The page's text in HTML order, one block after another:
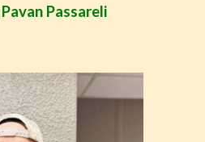
Passareli